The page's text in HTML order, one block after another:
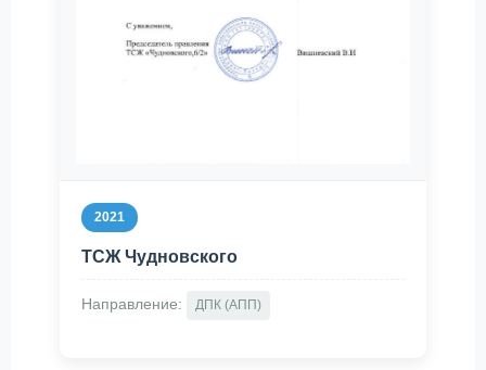
2021
ТСЖ Чудновского
Направление: ДПК (АПП)